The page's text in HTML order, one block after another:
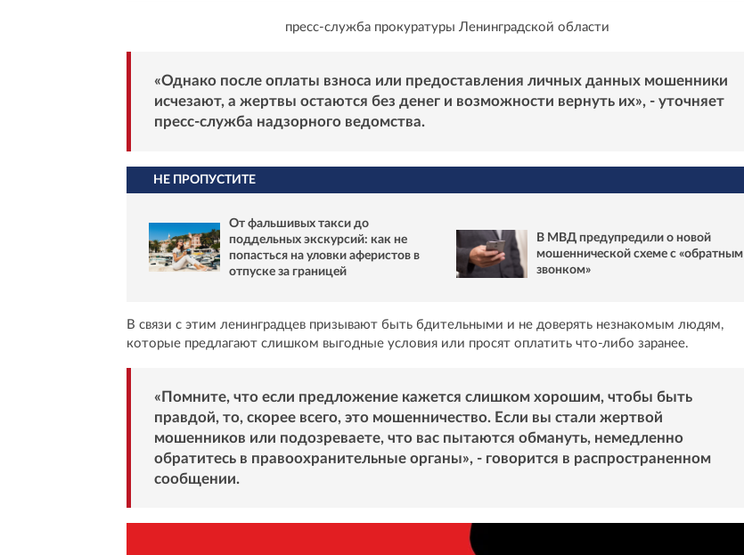
пресс-служба прокуратуры Ленинградской области
«Однако после оплаты взноса или предоставления личных данных мошенники
исчезают, а жертвы остаются без денег и возможности вернуть их», - уточняет
пресс-служба надзорного ведомства.
НЕ ПРОПУСТИТЕ
От фальшивых такси до
поддельных экскурсий: как не
попасться на уловки аферистов в
отпуске за границей
В МВД предупредили о новой
мошеннической схеме с «обратным
звонком»
В связи с этим ленинградцев призывают быть бдительными и не доверять незнакомым людям,
которые предлагают слишком выгодные условия или просят оплатить что-либо заранее.
«Помните, что если предложение кажется слишком хорошим, чтобы быть
правдой, то, скорее всего, это мошенничество. Если вы стали жертвой
мошенников или подозреваете, что вас пытаются обмануть, немедленно
обратитесь в правоохранительные органы», - говорится в распространенном
сообщении.